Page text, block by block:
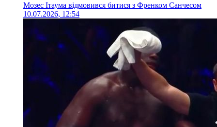
Мозес Ітаума відмовився битися з Френком Санчесом
10.07.2026, 12:54